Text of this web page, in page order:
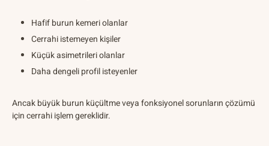
Hafif burun kemeri olanlar
Cerrahi istemeyen kişiler
Küçük asimetrileri olanlar
Daha dengeli profil isteyenler
Ancak büyük burun küçültme veya fonksiyonel sorunların çözümü
için cerrahi işlem gereklidir.